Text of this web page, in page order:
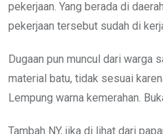
pekerjaan. Yang berada di
pekerjaan tersebut sudah di
Dugaan pun muncul dari warga
material batu, tidak sesuai
Lempung warna kemerahan.
Tambah NY, jika di lihat dari